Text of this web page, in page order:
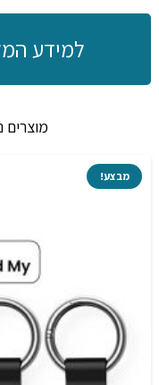
2.5X5
לבחירה
למידע
מוצרים
מבצע!